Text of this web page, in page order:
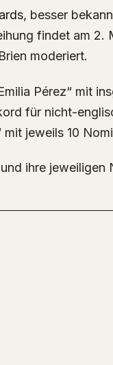
, besser
findet am
moderiert.
Pérez“ mit
für nicht-
jeweils 10
und ihre jeweiligen